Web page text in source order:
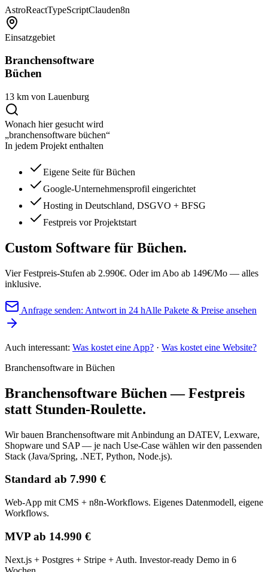
AstroReactTypeScriptClauden8n
Einsatzgebiet
Branchensoftware
Büchen
13 km von Lauenburg
Wonach hier gesucht wird
„branchensoftware büchen“
In jedem Projekt enthalten
Eigene Seite für Büchen
Google-Unternehmensprofil eingerichtet
Hosting in Deutschland, DSGVO + BFSG
Festpreis vor Projektstart
Custom Software für Büchen.
Vier Festpreis-Stufen ab 2.990€. Oder im Abo ab 149€/Mo — alles
inklusive.
Anfrage senden: Antwort in 24 hAlle Pakete & Preise ansehen
Auch interessant: Was kostet eine App? · Was kostet eine Website?
Branchensoftware in Büchen
Branchensoftware Büchen — Festpreis
statt Stunden-Roulette.
Wir bauen Branchensoftware mit Anbindung an DATEV, Lexware,
Shopware und SAP — je nach Use-Case wählen wir den passenden
Stack (Java/Spring, .NET, Python, Node.js).
Standard ab 7.990 €
Web-App mit CMS + n8n-Workflows. Eigenes Datenmodell, eigene
Workflows.
MVP ab 14.990 €
Next.js + Postgres + Stripe + Auth. Investor-ready Demo in 6